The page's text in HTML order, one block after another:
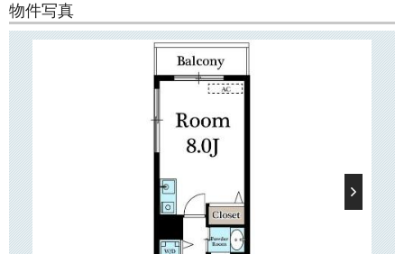
○建物情報○
東京メトロ丸の内線「本郷三丁目」駅から徒歩3分のところに立地する
「ジュネ本郷」。
丸の内線以外にも、都営大江戸線やJR総武線・中央線、南北線、千代田
線など多数駅・沿線利用可能。
宅配ボックス、防犯カメラやオートロック等完備でセキュリティ面も安
敷地内駐輪場・バイク置き場もございます（要空き確認）
建物周辺にはスーパーやドラッグストア、コンビニなどがございますの
で、日々のお買い物にとても便利です！
物件写真